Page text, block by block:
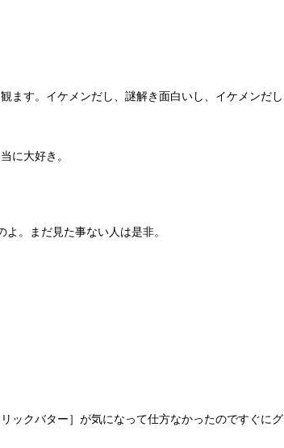
ます。イケメンだし、謎解き面白いし、イケメンだし
に大好き。
。まだ見た事ない人は是非。
ックバター］が気になって仕方なかったのですぐにグ